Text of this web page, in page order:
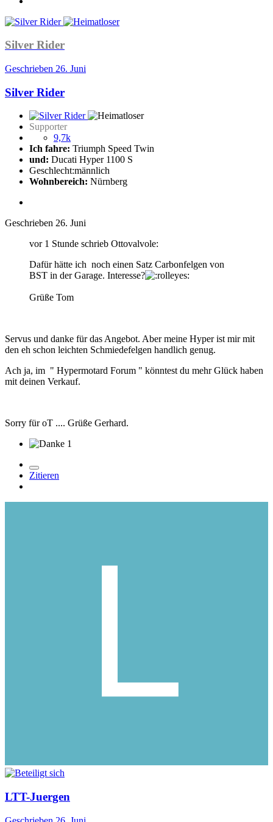
Silver Rider
Geschrieben 26. Juni
Silver Rider
Supporter
9,7k
Ich fahre: Triumph Speed Twin
und: Ducati Hyper 1100 S
Geschlecht:männlich
Wohnbereich: Nürnberg
Geschrieben 26. Juni
vor 1 Stunde schrieb Ottovalvole:
Dafür hätte ich noch einen Satz Carbonfelgen von
BST in der Garage. Interesse?
Grüße Tom
Servus und danke für das Angebot. Aber meine Hyper ist mir mit
den eh schon leichten Schmiedefelgen handlich genug.
Ach ja, im " Hypermotard Forum " könntest du mehr Glück haben
mit deinen Verkauf.
Sorry für oT .... Grüße Gerhard.
1
Zitieren
LTT-Juergen